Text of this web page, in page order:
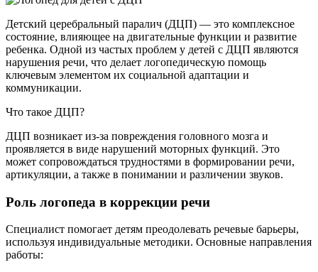
Детский церебральный паралич (ДЦП) — это комплексное
состояние, влияющее на двигательные функции и развитие
ребенка. Одной из частых проблем у детей с ДЦП являются
нарушения речи, что делает логопедическую помощь
ключевым элементом их социальной адаптации и
коммуникации.
Что такое ДЦП?
ДЦП возникает из-за повреждения головного мозга и
проявляется в виде нарушений моторных функций. Это
может сопровождаться трудностями в формировании речи,
артикуляции, а также в понимании и различении звуков.
Роль логопеда в коррекции речи
Специалист помогает детям преодолевать речевые барьеры,
используя индивидуальные методики. Основные направления
работы: